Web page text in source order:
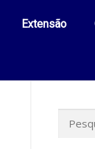
Extensão